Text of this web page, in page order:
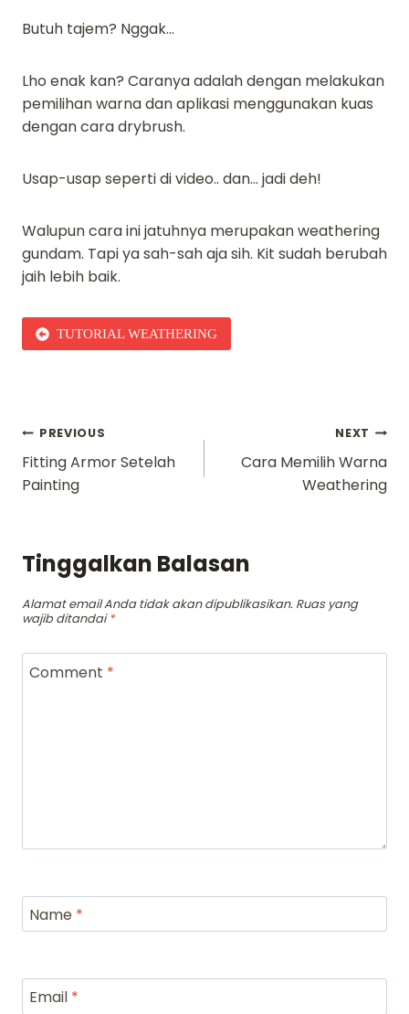
Butuh tajem? Nggak…
Lho enak kan? Caranya adalah dengan melakukan
pemilihan warna dan aplikasi menggunakan kuas
dengan cara drybrush.
Usap-usap seperti di video.. dan… jadi deh!
Walupun cara ini jatuhnya merupakan weathering
gundam. Tapi ya sah-sah aja sih. Kit sudah berubah
jaih lebih baik.
TUTORIAL WEATHERING
Navigasi
pos
PREVIOUS
Fitting Armor Setelah
Painting
NEXT
Cara Memilih Warna
Weathering
Tinggalkan Balasan
Alamat email Anda tidak akan dipublikasikan. Ruas yang
wajib ditandai*
Comment *
Name *
Email *